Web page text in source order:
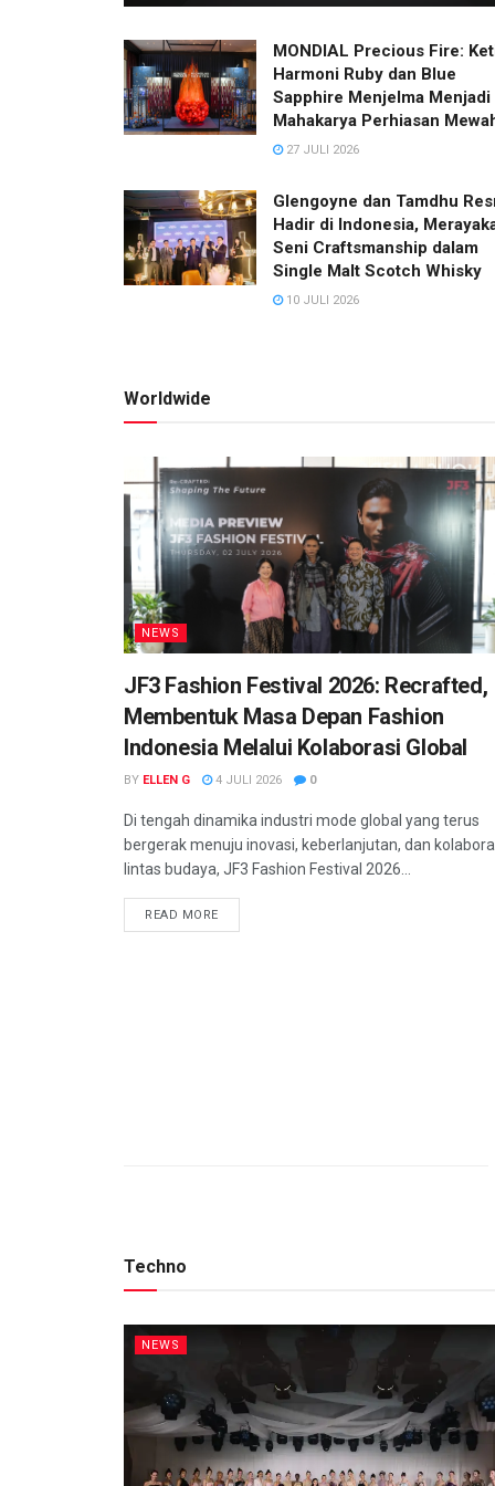
MONDIAL Precious Fire:
Harmoni Ruby dan Blue
Sapphire Menjelma Menjadi
Mahakarya Perhiasan
27 JULI 2026
Glengoyne dan Tamdhu
Hadir di Indonesia,
Seni Craftsmanship dalam
Single Malt Scotch Whisky
10 JULI 2026
Worldwide
NEWS
JF3 Fashion Festival 2026: Recrafted,
Membentuk Masa Depan Fashion
Indonesia Melalui Kolaborasi Global
BY ELLEN G 4 JULI 2026 0
Di tengah dinamika industri mode global yang terus
bergerak menuju inovasi, keberlanjutan, dan
lintas budaya, JF3 Fashion Festival 2026...
READ MORE
Techno
NEWS